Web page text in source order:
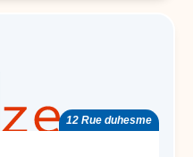
12 Rue duhesme